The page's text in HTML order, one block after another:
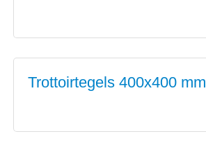
Trottoirtegels 400x400 mm